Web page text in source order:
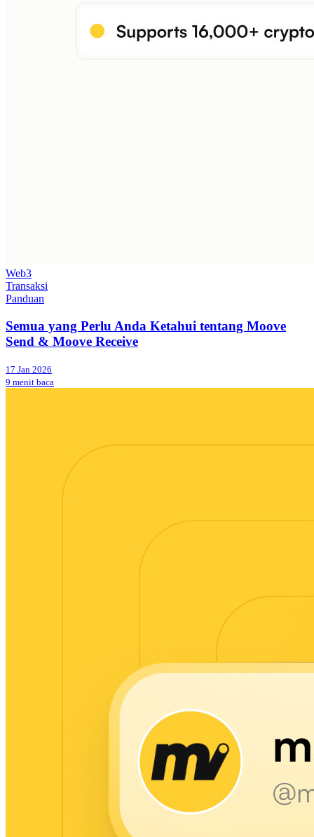
Web3
Transaksi
Panduan
Semua yang Perlu Anda Ketahui tentang Moove
Send & Moove Receive
17 Jan 2026
9 menit baca